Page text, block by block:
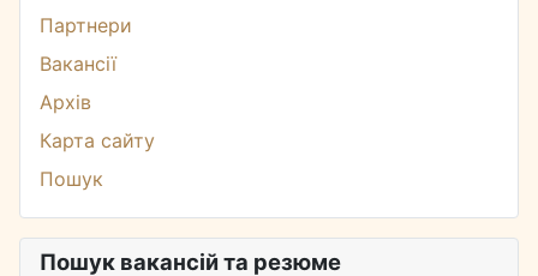
Партнери
Вакансії
Архів
Карта сайту
Пошук
Пошук вакансій та резюме